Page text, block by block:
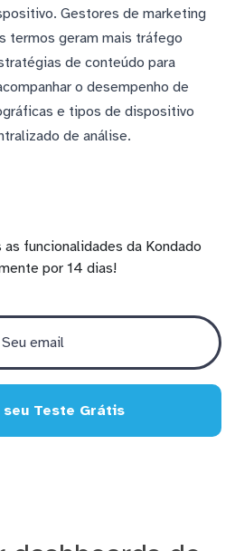
Gestores de marketing
termos geram mais tráfego
de conteúdo para
o desempenho de
e tipos de dispositivo
de análise.
funcionalidades da Kondado
por 14 dias!
seu Teste Grátis